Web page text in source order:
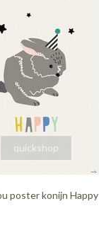
quickshop
poster konijn Happy